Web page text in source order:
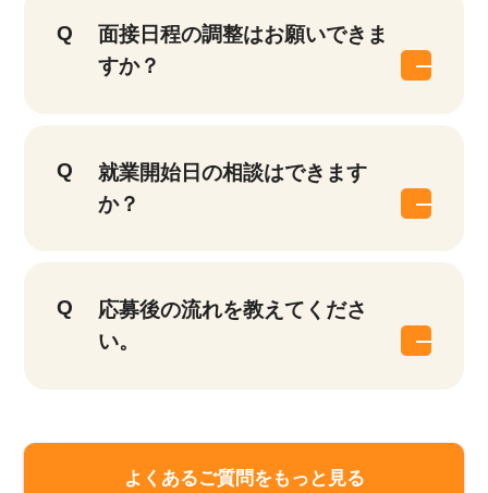
面接日程の調整はお願いできま
すか？
就業開始日の相談はできます
か？
応募後の流れを教えてくださ
い。
よくあるご質問をもっと見る